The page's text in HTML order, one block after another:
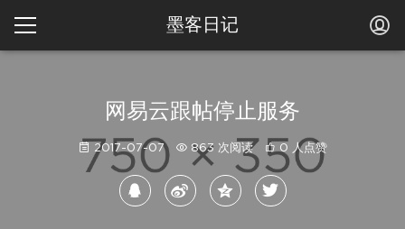
墨客日记
网易云跟帖停止服务
2017-07-07 863 次阅读 0 人点赞